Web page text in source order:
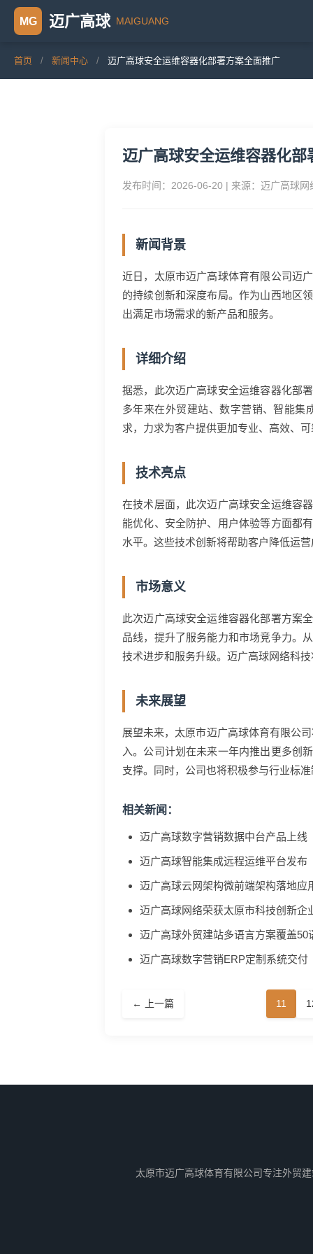
MG 迈广高球 MAIGUANG
首页 / 新闻中心 / 迈广高球安全运维容器化部署方案全面推广
迈广高球安全运维容器化部
发布时间：2026-06-20 | 来源：迈广高球
新闻背景
近日，太原市迈广高球体育有限公司迈
的持续创新和深度布局。作为山西地区
出满足市场需求的新产品和服务。
详细介绍
据悉，此次迈广高球安全运维容器化部
多年来在外贸建站、数字营销、智能集
求，力求为客户提供更加专业、高效、
技术亮点
在技术层面，此次迈广高球安全运维容
能优化、安全防护、用户体验等方面都
水平。这些技术创新将帮助客户降低运
市场意义
此次迈广高球安全运维容器化部署方案
品线，提升了服务能力和市场竞争力。
技术进步和服务升级。迈广高球网络科
未来展望
展望未来，太原市迈广高球体育有限公
入。公司计划在未来一年内推出更多创
支撑。同时，公司也将积极参与行业标
相关新闻：
迈广高球数字营销数据中台产品上线
迈广高球智能集成远程运维平台发布
迈广高球云网架构微前端架构落地应
迈广高球网络荣获太原市科技创新企
迈广高球外贸建站多语言方案覆盖50
迈广高球数字营销ERP定制系统交付
← 上一篇 11
太原市迈广高球体育有限公司专注外贸